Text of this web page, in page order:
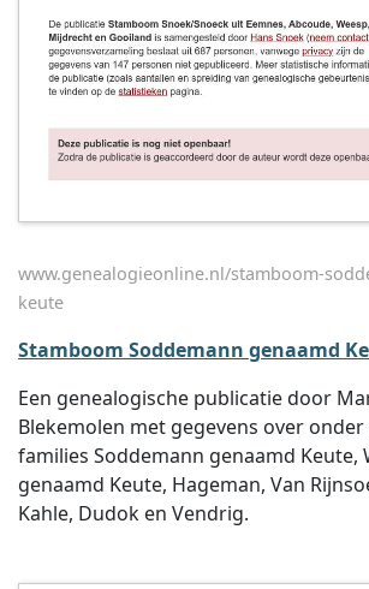
www.genealogieonline.nl/stamboom-
keute
Stamboom Soddemann genaamd
Een genealogische publicatie door
Blekemolen met gegevens over
families Soddemann genaamd Keute,
genaamd Keute, Hageman, Van
Kahle, Dudok en Vendrig.